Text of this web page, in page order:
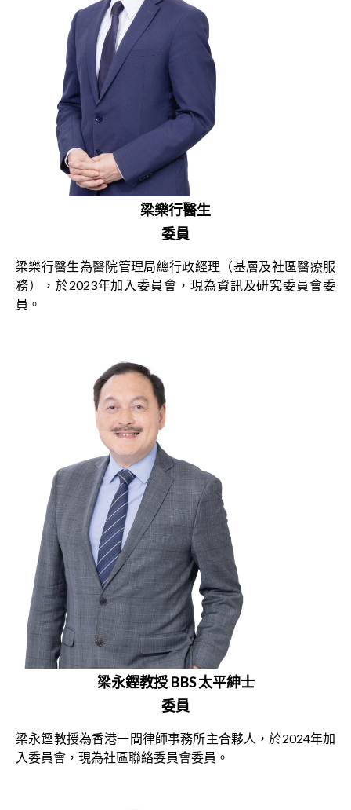
梁樂行醫生
委員
梁樂行醫生為醫院管理局總行政經理（基層及社區醫療服
務），於2023年加入委員會，現為資訊及研究委員會委
員。
梁永鏗教授 BBS 太平紳士
委員
梁永鏗教授為香港一間律師事務所主合夥人，於2024年加
入委員會，現為社區聯絡委員會委員。